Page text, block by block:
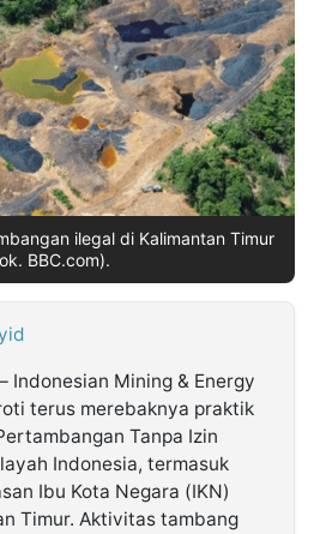
ilegal di Kalimantan Timur
BBC.com).
– Indonesian Mining & Energy
terus merebaknya praktik
Tanpa Izin
Indonesia, termasuk
Ibu Kota Negara (IKN)
Timur. Aktivitas tambang